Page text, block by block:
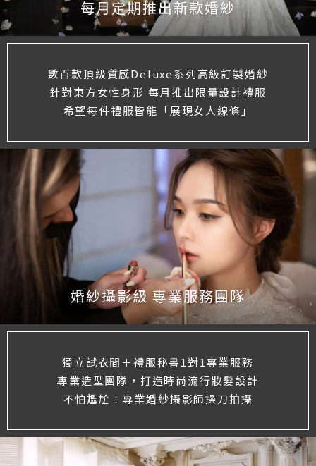
每月定期推出新款婚紗
數百款頂級質感Deluxe系列高級訂製婚紗
針對東方女性身形 每月推出限量設計禮服
希望每件禮服皆能「展現女人線條」
婚紗攝影級 專業服務團隊
獨立試衣間＋禮服秘書1對1專業服務
專業造型團隊，打造時尚流行妝髮設計
不怕尷尬！專業婚紗攝影師操刀拍攝